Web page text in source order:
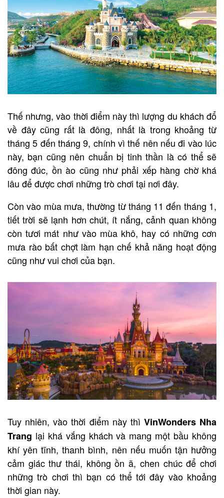
Thế nhưng, vào thời điểm này thì lượng du khách đổ
về đây cũng rất là đông, nhất là trong khoảng từ
tháng 5 đến tháng 9, chính vì thế nên nếu đi vào lúc
này, bạn cũng nên chuẩn bị tinh thần là có thể sẽ
đông đúc, ồn ào cũng như phải xếp hàng chờ khá
lâu để được chơi những trò chơi tại nơi đây.
Còn vào mùa mưa, thường từ tháng 11 đến tháng 1,
tiết trời sẽ lạnh hơn chút, ít nắng, cảnh quan không
còn tươi mát như vào mùa khô, hay có những cơn
mưa rào bất chợt làm hạn chế khả năng hoạt động
cũng như vui chơi của bạn.
Tuy nhiên, vào thời điểm này thì VinWonders Nha
Trang lại khá vắng khách và mang một bầu không
khí yên tĩnh, thanh bình, nên nếu muốn tận hưởng
cảm giác thư thái, không ồn ã, chen chúc để chơi
những trò chơi thì bạn có thể tới đây vào khoảng
thời gian này.